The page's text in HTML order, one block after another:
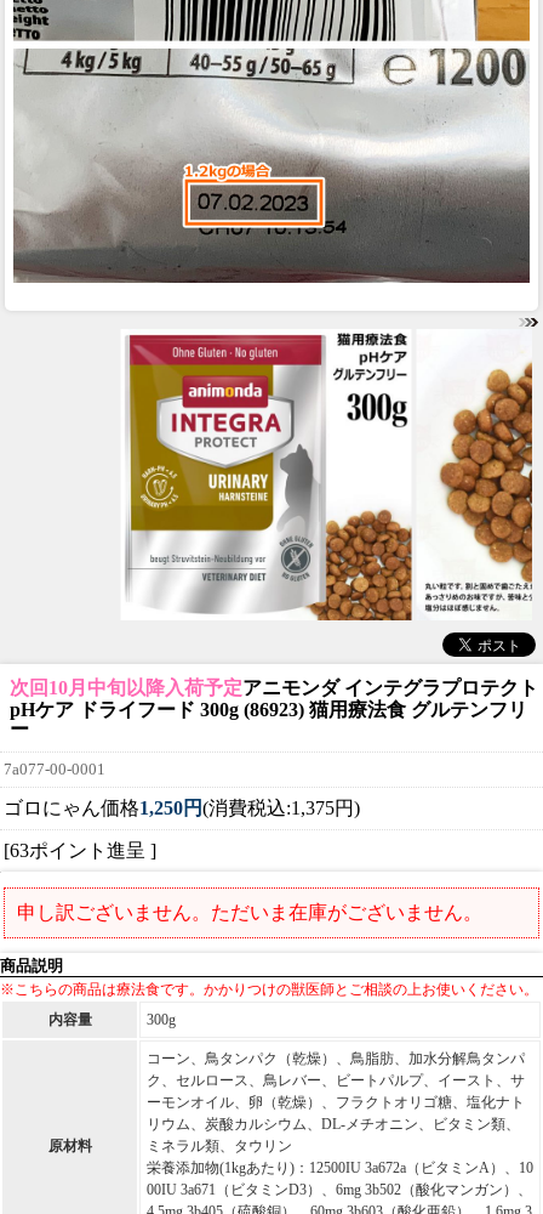
次回10月中旬以降入荷予定アニモンダ インテグラプロテクト
pHケア ドライフード 300g (86923) 猫用療法食 グルテンフリ
ー
7a077-00-0001
ゴロにゃん価格1,250円(消費税込:1,375円)
[63ポイント進呈 ]
申し訳ございません。ただいま在庫がございません。
商品説明
※こちらの商品は療法食です。かかりつけの獣医師とご相談の上お使いください。
内容量
300g
原材料
コーン、鳥タンパク（乾燥）、鳥脂肪、加水分解鳥タンパ
ク、セルロース、鳥レバー、ビートパルプ、イースト、サ
ーモンオイル、卵（乾燥）、フラクトオリゴ糖、塩化ナト
リウム、炭酸カルシウム、DL-メチオニン、ビタミン類、
ミネラル類、タウリン
栄養添加物(1kgあたり)：12500IU 3a672a（ビタミンA）、10
00IU 3a671（ビタミンD3）、6mg 3b502（酸化マンガン）、